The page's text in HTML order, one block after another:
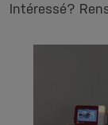
Intéressé?